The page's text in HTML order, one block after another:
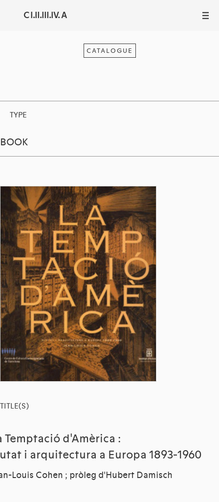
C I.II.III.IV. A III
CATALOGUE
TYPE
BOOK
TITLE(S)
Temptació d'Amèrica :
i arquitectura a Europa 1893-1960
Louis Cohen ; pròleg d'Hubert Damisch